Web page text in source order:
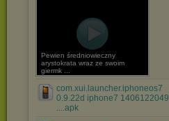
Pewien średniowieczny
arystokrata wraz ze swoim
giermk ...
com.xui.launcher.iphoneos7
0.9.22d iphone7 1406122049
....apk